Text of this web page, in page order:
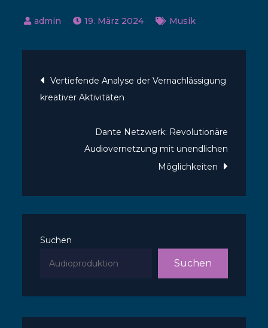
19. März 2024 Musik
Vertiefende Analyse der Vernachlässigung
kreativer Aktivitäten
Dante Netzwerk: Revolutionäre
Audiovernetzung mit unendlichen
Möglichkeiten
Suchen
Suchen